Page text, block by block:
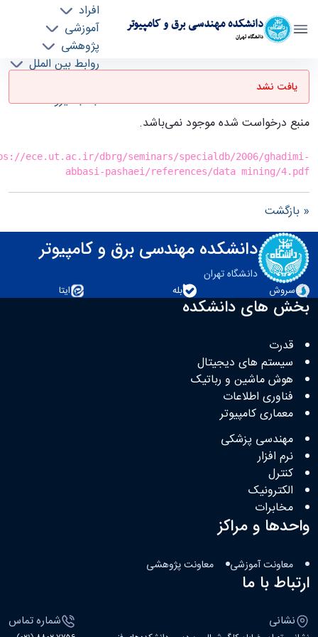
دانشکده مهندسی برق و کامپیوتر
دانشگاه تهران
افراد
آموزشی
پژوهشی
روابط بین الملل
جذب نیرو
صفحه اصلی - ece- دانشکده مهندسی برق و
کامپیوتر
یافت نشد
منبع درخواست شده موجود نمی‌باشد.
ece.ut.ac.ir/dbrg/seminars/specialdb/2006/ghadimi-
abbasi-pashaei/references/data mining/4.pdf
« بازگشت
دانشکده مهندسی برق و کامپیوتر
دانشگاه تهران
سروش
بله ایتا
بخش های دانشکده
قدرت
سیستم های دیجیتال
هوش ماشین و رباتیک
فناوری اطلاعات
معماری کامپیوتر
مهندسی پزشکی
نرم افزار
کنترل
الکترونیک
مخابرات
واحدها و مراکز
معاونت آموزشی معاونت پژوهشی
ارتباط با ما
نشانی شماره تماس